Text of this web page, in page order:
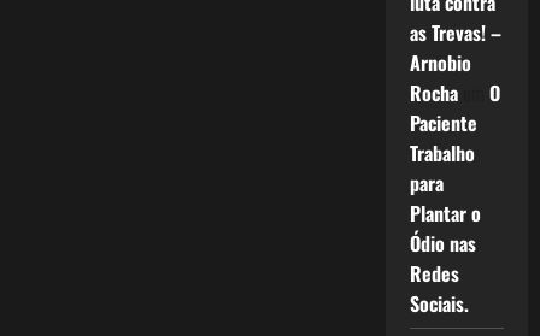
as Trevas! –
Arnobio
Rochaem O
Paciente
Trabalho
para
Plantar o
Ódio nas
Redes
Sociais.